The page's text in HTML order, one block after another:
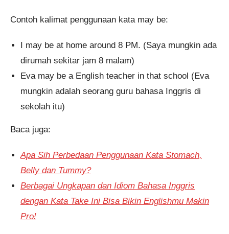
Contoh kalimat penggunaan kata may be:
I may be at home around 8 PM. (Saya mungkin ada
dirumah sekitar jam 8 malam)
Eva may be a English teacher in that school (Eva
mungkin adalah seorang guru bahasa Inggris di
sekolah itu)
Baca juga:
Apa Sih Perbedaan Penggunaan Kata Stomach,
Belly dan Tummy?
Berbagai Ungkapan dan Idiom Bahasa Inggris
dengan Kata Take Ini Bisa Bikin Englishmu Makin
Pro!